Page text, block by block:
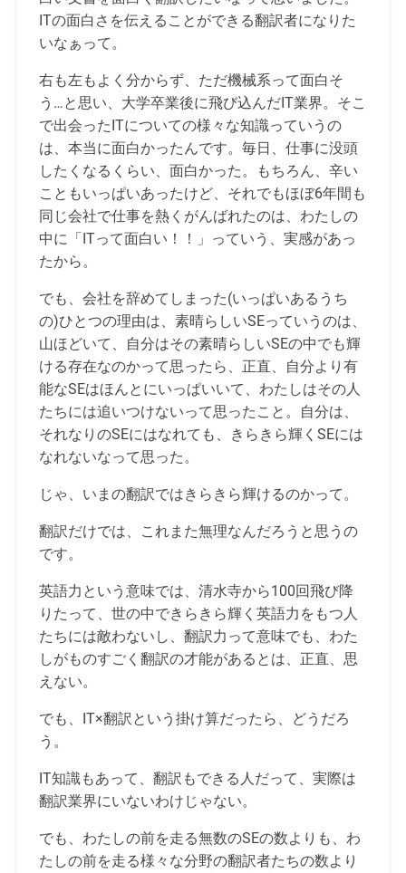
ITの面白さを伝えることができる翻訳者になりた
いなぁって。
右も左もよく分からず、ただ機械系って面白そ
う…と思い、大学卒業後に飛び込んだIT業界。そこ
で出会ったITについての様々な知識っていうの
は、本当に面白かったんです。毎日、仕事に没頭
したくなるくらい、面白かった。もちろん、辛い
こともいっぱいあったけど、それでもほぼ6年間も
同じ会社で仕事を熱くがんばれたのは、わたしの
中に「ITって面白い！！」っていう、実感があっ
たから。
でも、会社を辞めてしまった(いっぱいあるうち
の)ひとつの理由は、素晴らしいSEっていうのは、
山ほどいて、自分はその素晴らしいSEの中でも輝
ける存在なのかって思ったら、正直、自分より有
能なSEはほんとにいっぱいいて、わたしはその人
たちには追いつけないって思ったこと。自分は、
それなりのSEにはなれても、きらきら輝くSEには
なれないなって思った。
じゃ、いまの翻訳ではきらきら輝けるのかって。
翻訳だけでは、これまた無理なんだろうと思うの
です。
英語力という意味では、清水寺から100回飛び降
りたって、世の中できらきら輝く英語力をもつ人
たちには敵わないし、翻訳力って意味でも、わた
しがものすごく翻訳の才能があるとは、正直、思
えない。
でも、IT×翻訳という掛け算だったら、どうだろ
う。
IT知識もあって、翻訳もできる人だって、実際は
翻訳業界にいないわけじゃない。
でも、わたしの前を走る無数のSEの数よりも、わ
たしの前を走る様々な分野の翻訳者たちの数より